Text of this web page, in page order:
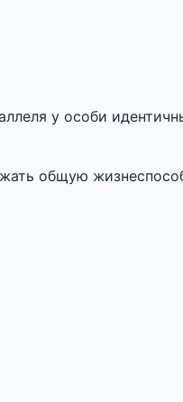
у особи
общую